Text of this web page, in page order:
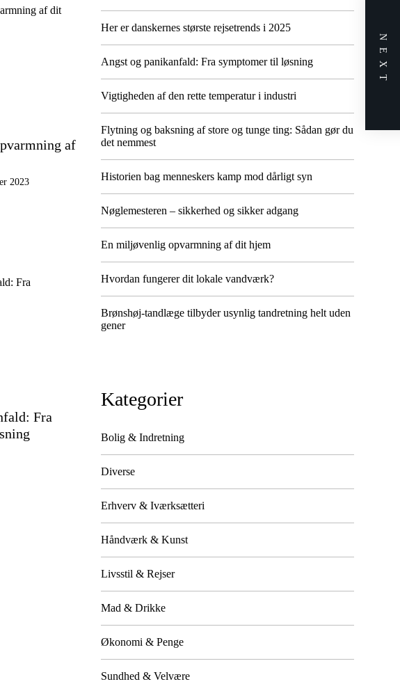
af
2023
Fra
Her er danskernes største rejsetrends i 2025
Angst og panikanfald: Fra symptomer til løsning
Vigtigheden af den rette temperatur i industri
Flytning og baksning af store og tunge ting: Sådan gør du
det nemmest
Historien bag menneskers kamp mod dårligt syn
Nøglemesteren – sikkerhed og sikker adgang
En miljøvenlig opvarmning af dit hjem
Hvordan fungerer dit lokale vandværk?
Brønshøj-tandlæge tilbyder usynlig tandretning helt uden
gener
Kategorier
Bolig & Indretning
Diverse
Erhverv & Iværksætteri
Håndværk & Kunst
Livsstil & Rejser
Mad & Drikke
Økonomi & Penge
Sundhed & Velvære
NEXT